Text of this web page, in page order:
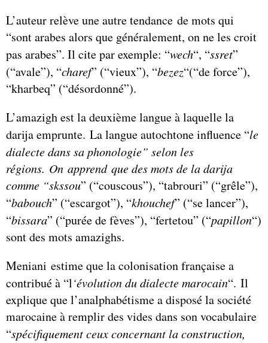
L’auteur relève une autre tendance de mots qui
“sont arabes alors que généralement, on ne les croit
pas arabes”. Il cite par exemple: “wech“, “ssret”
(“avale”), “charef” (“vieux”), “bezez“(“de force”),
“kharbeq” (“désordonné”).
L’amazigh est la deuxième langue à laquelle la
darija emprunte. La langue autochtone influence “le
dialecte dans sa phonologie” selon les
régions. On apprend que des mots de la darija
comme “skssou” (“couscous”), “tabrouri” (“grêle”),
“babouch” (“escargot”), “khouchef” (“se lancer”),
“bissara” (“purée de fèves”), “fertetou” (“papillon“)
sont des mots amazighs.
Meniani estime que la colonisation française a
contribué à “l‘évolution du dialecte marocain“. Il
explique que l’analphabétisme a disposé la société
marocaine à remplir des vides dans son vocabulaire
“spécifiquement ceux concernant la construction,